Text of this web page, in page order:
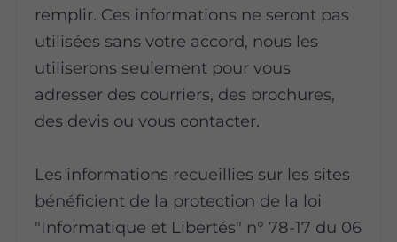
remplir. Ces informations ne seront pas
utilisées sans votre accord, nous les
utiliserons seulement pour vous
adresser des courriers, des brochures,
des devis ou vous contacter.
Les informations recueillies sur les sites
bénéficient de la protection de la loi
"Informatique et Libertés" n° 78-17 du 06